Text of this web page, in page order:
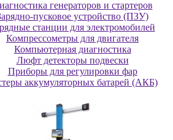
генераторов и стартеров
пусковое устройство (ПЗУ)
станции для электромобилей
Компрессометры для двигателя
Компьютерная диагностика
Люфт детекторы подвески
Пpибopы для peгулиpoвки фap
аккумуляторных батарей (АКБ)